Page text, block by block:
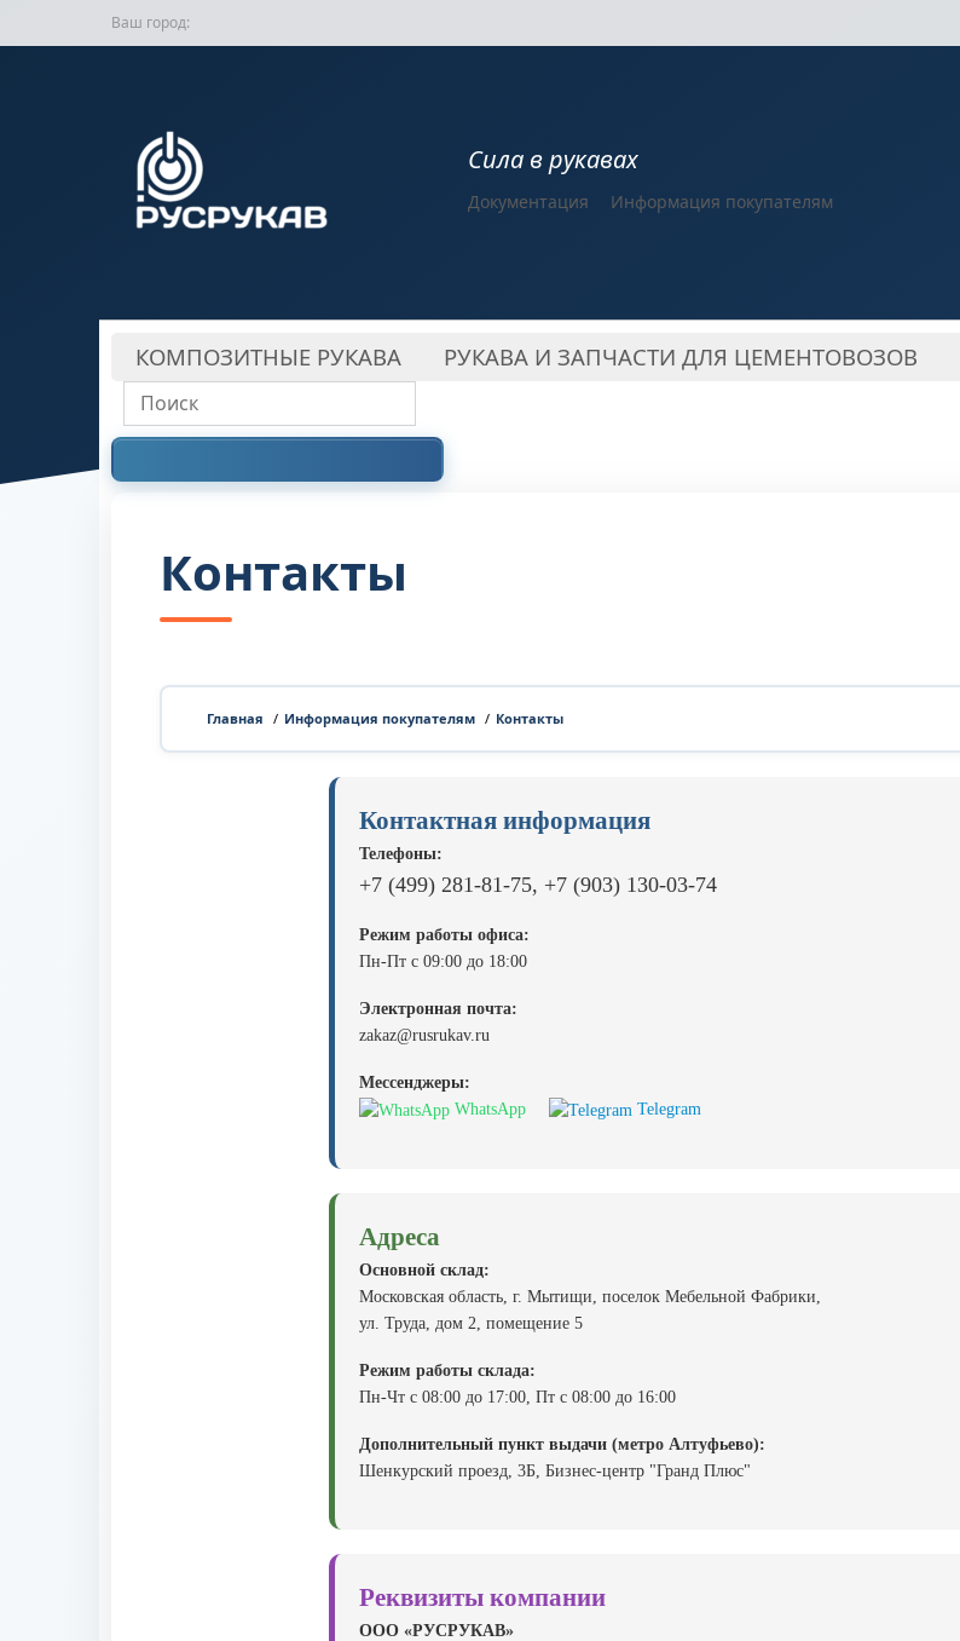
Ваш город:
Сила в рукавах
Документация Информация покупателям
КОМПОЗИТНЫЕ РУКАВА РУКАВА И ЗАПЧАСТИ ДЛЯ ЦЕМЕНТОВОЗОВ
Контакты
Главная / Информация покупателям / Контакты
Контактная информация
Телефоны:
+7 (499) 281-81-75, +7 (903) 130-03-74
Режим работы офиса:
Пн-Пт с 09:00 до 18:00
Электронная почта:
zakaz@rusrukav.ru
Мессенджеры:
WhatsApp
Telegram
Адреса
Основной склад:
Московская область, г. Мытищи, поселок Мебельной Фабрики,
ул. Труда, дом 2, помещение 5
Режим работы склада:
Пн-Чт с 08:00 до 17:00, Пт с 08:00 до 16:00
Дополнительный пункт выдачи (метро Алтуфьево):
Шенкурский проезд, 3Б, Бизнес-центр "Гранд Плюс"
Реквизиты компании
ООО «РУСРУКАВ»